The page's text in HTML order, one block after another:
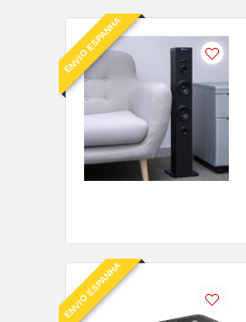
ENVIO ESPANHA
ENVIO ESPANHA